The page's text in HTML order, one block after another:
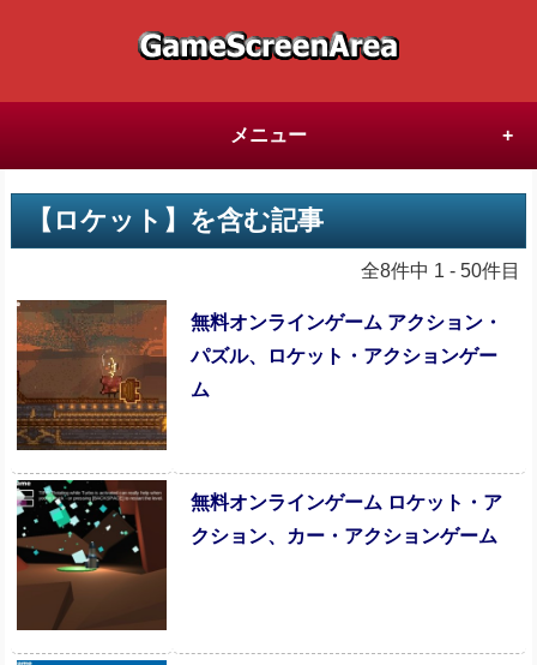
メニュー
【ロケット】を含む記事
全8件中 1 - 50件目
無料オンラインゲーム アクション・
パズル、ロケット・アクションゲー
ム
無料オンラインゲーム ロケット・ア
クション、カー・アクションゲーム